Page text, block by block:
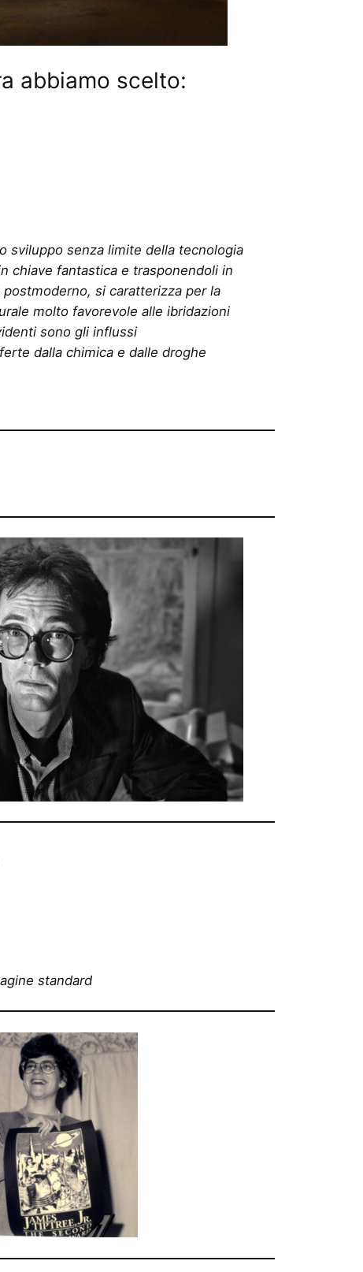
abbiamo scelto:
sviluppo senza limite della tecnologia
chiave fantastica e trasponendoli in
si caratterizza per la
molto favorevole alle ibridazioni
sono gli influssi
dalla chimica e dalle droghe
standard